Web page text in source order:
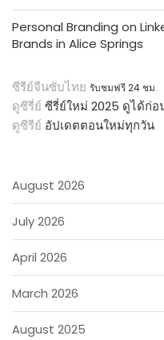
Personal Branding on
Brands in Alice Springs
ซีรีย์จีนซับไทย รับชมฟรี 24 ชม.
ดูซีรี่ย์ ซีรี่ย์ใหม่ 2025 ดูได้ก่อ
ดูซีรีย์ อัปเดตตอนใหม่ทุกวัน
August 2026
July 2026
April 2026
March 2026
August 2025